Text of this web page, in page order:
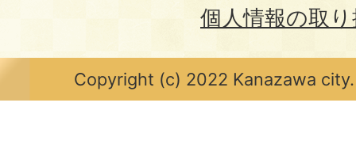
個人情報の取
Copyright (c) 2022 Kanazawa